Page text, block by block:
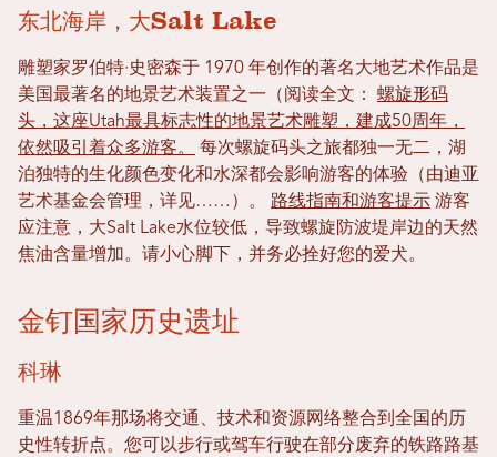
东北海岸，大Salt Lake
雕塑家罗伯特·史密森于 1970 年创作的著名大地艺术作品是
美国最著名的地景艺术装置之一（阅读全文： 螺旋形码
头，这座Utah最具标志性的地景艺术雕塑，建成50周年，
依然吸引着众多游客。
每次螺旋码头之旅都独一无二，湖
泊独特的生化颜色变化和水深都会影响游客的体验（由迪亚
艺术基金会管理，详见……）。 路线指南和游客提示 游客
应注意，大Salt Lake水位较低，导致螺旋防波堤岸边的天然
焦油含量增加。请小心脚下，并务必拴好您的爱犬。
金钉国家历史遗址
科琳
重温1869年那场将交通、技术和资源网络整合到全国的历
史性转折点。您可以步行或驾车行驶在部分废弃的铁路路基